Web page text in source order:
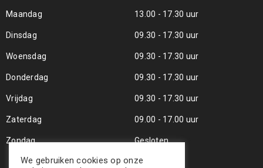
Maandag 13.00 - 17.30 uur
Dinsdag 09.30 - 17.30 uur
Woensdag 09.30 - 17.30 uur
Donderdag 09.30 - 17.30 uur
Vrijdag 09.30 - 17.30 uur
Zaterdag 09.00 - 17.00 uur
Zondag Gesloten
We gebruiken cookies op onze